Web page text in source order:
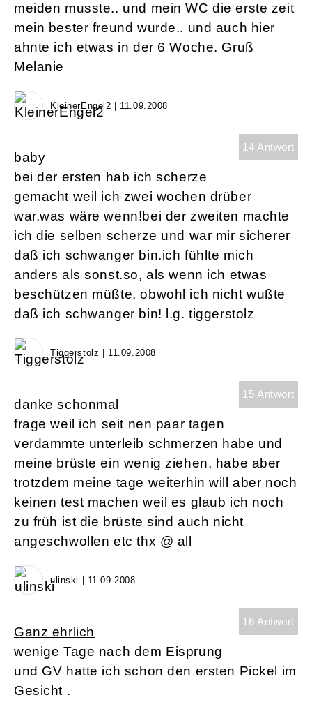
meiden musste.. und mein WC die erste zeit
mein bester freund wurde.. und auch hier
ahnte ich etwas in der 6 Woche. Gruß
Melanie
KleinerEngel2 | 11.09.2008
14 Antwort
baby
bei der ersten hab ich scherze
gemacht weil ich zwei wochen drüber
war.was wäre wenn!bei der zweiten machte
ich die selben scherze und war mir sicherer
daß ich schwanger bin.ich fühlte mich
anders als sonst.so, als wenn ich etwas
beschützen müßte, obwohl ich nicht wußte
daß ich schwanger bin! l.g. tiggerstolz
Tiggerstolz | 11.09.2008
15 Antwort
danke schonmal
frage weil ich seit nen paar tagen
verdammte unterleib schmerzen habe und
meine brüste ein wenig ziehen, habe aber
trotzdem meine tage weiterhin will aber noch
keinen test machen weil es glaub ich noch
zu früh ist die brüste sind auch nicht
angeschwollen etc thx @ all
ulinski | 11.09.2008
16 Antwort
Ganz ehrlich
wenige Tage nach dem Eisprung
und GV hatte ich schon den ersten Pickel im
Gesicht .